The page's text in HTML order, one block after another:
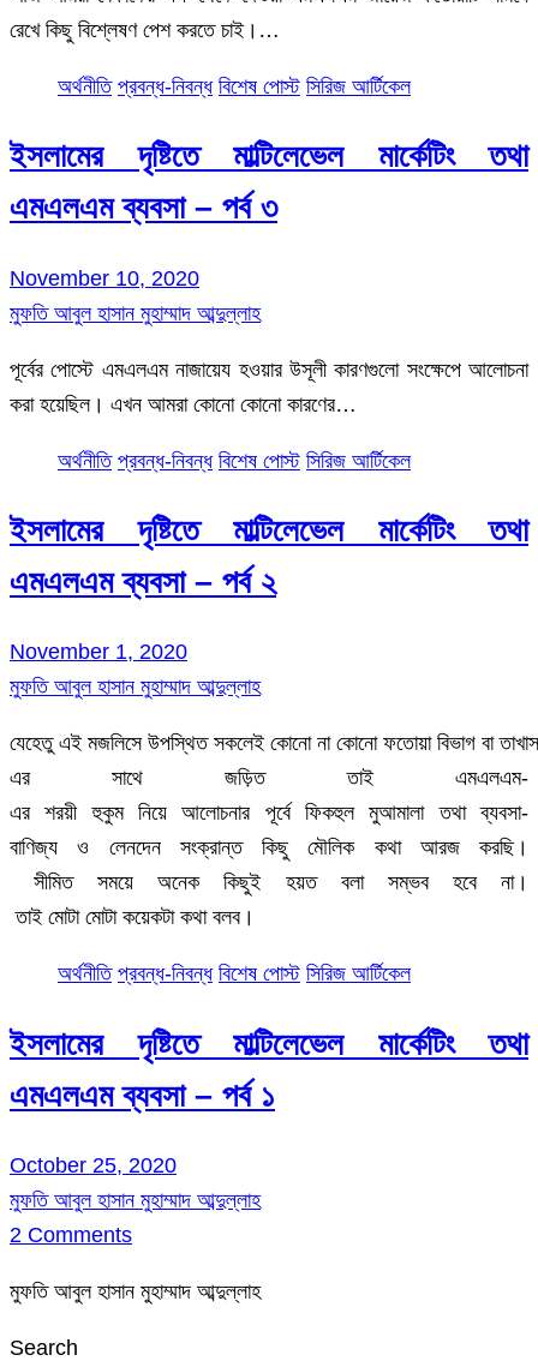
রেখে কিছু বিশ্লেষণ পেশ করতে চাই।…
অর্থনীতি প্রবন্ধ-নিবন্ধ বিশেষ পোস্ট সিরিজ আর্টিকেল
ইসলামের দৃষ্টিতে মাল্টিলেভেল মার্কেটিং তথা
এমএলএম ব্যবসা – পর্ব ৩
November 10, 2020
মুফতি আবুল হাসান মুহাম্মাদ আব্দুল্লাহ
পূর্বের পোস্টে এমএলএম নাজায়েয হওয়ার উসূলী কারণগুলো সংক্ষেপে আলোচনা
করা হয়েছিল। এখন আমরা কোনো কোনো কারণের…
অর্থনীতি প্রবন্ধ-নিবন্ধ বিশেষ পোস্ট সিরিজ আর্টিকেল
ইসলামের দৃষ্টিতে মাল্টিলেভেল মার্কেটিং তথা
এমএলএম ব্যবসা – পর্ব ২
November 1, 2020
মুফতি আবুল হাসান মুহাম্মাদ আব্দুল্লাহ
যেহেতু এই মজলিসে উপস্থিত সকলেই কোনো না কোনো ফতোয়া বিভাগ বা
এর সাথে জড়িত তাই এমএলএম-
এর শরয়ী হুকুম নিয়ে আলোচনার পূর্বে ফিকহুল মুআমালা তথা ব্যবসা-
বাণিজ্য ও লেনদেন সংক্রান্ত কিছু মৌলিক কথা আরজ করছি।
সীমিত সময়ে অনেক কিছুই হয়ত বলা সম্ভব হবে না।
তাই মোটা মোটা কয়েকটা কথা বলব।
অর্থনীতি প্রবন্ধ-নিবন্ধ বিশেষ পোস্ট সিরিজ আর্টিকেল
ইসলামের দৃষ্টিতে মাল্টিলেভেল মার্কেটিং তথা
এমএলএম ব্যবসা – পর্ব ১
October 25, 2020
মুফতি আবুল হাসান মুহাম্মাদ আব্দুল্লাহ
2 Comments
মুফতি আবুল হাসান মুহাম্মাদ আব্দুল্লাহ
Search